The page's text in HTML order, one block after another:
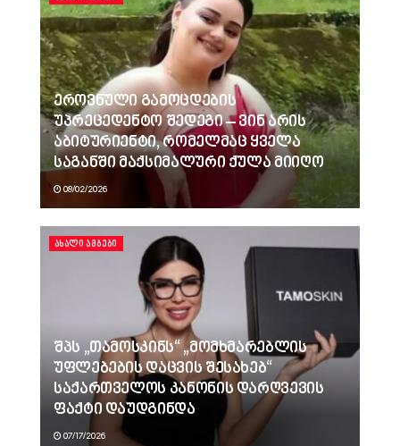
ეროვნული გამოცდების
უპრეცედენტო შედეგი – ვინ არის
აბიტურიენტი, რომელმაც ყველა
საგანში მაქსიმალური ქულა მიიღო
08/02/2026
ᲐᲮᲐᲚᲘ ᲐᲛᲑᲔᲑᲘ
შპს „თამოსკინს“ „მომხმარებლის
უფლებების დაცვის შესახებ“
საქართველოს კანონის დარღვევის
ფაქტი დაუდგინდა
07/17/2026